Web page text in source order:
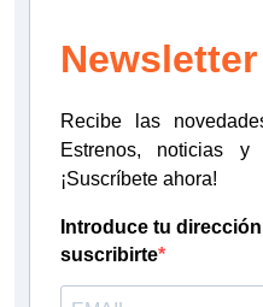
Newsletter
Recibe las
Estrenos, noticias y
¡Suscríbete ahora!
Introduce tu
suscribirte